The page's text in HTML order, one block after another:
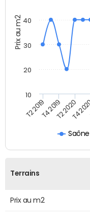
Prix au m2
T2 2019T4 2019T2 2020
T4
10
20
30
40
Terrains
Prix au m2